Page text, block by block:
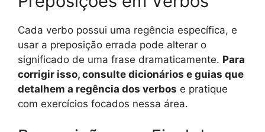
Cada verbo possui uma regência específica, e
usar a preposição errada pode alterar o
significado de uma frase dramaticamente. Para
corrigir isso, consulte dicionários e guias que
detalhem a regência dos verbos e pratique
com exercícios focados nessa área.